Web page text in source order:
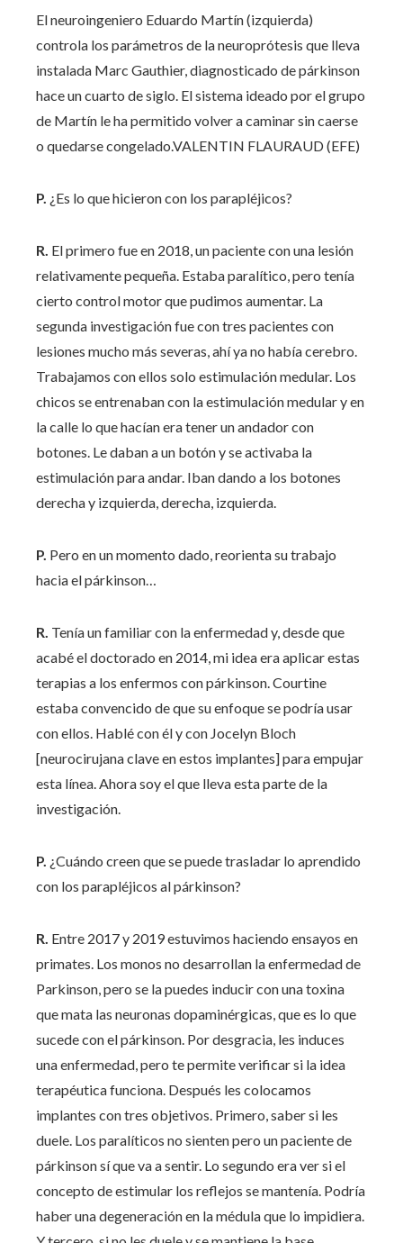
El neuroingeniero Eduardo Martín (izquierda)
controla los parámetros de la neuroprótesis que lleva
instalada Marc Gauthier, diagnosticado de párkinson
hace un cuarto de siglo. El sistema ideado por el grupo
de Martín le ha permitido volver a caminar sin caerse
o quedarse congelado.VALENTIN FLAURAUD (EFE)
P. ¿Es lo que hicieron con los parapléjicos?
R. El primero fue en 2018, un paciente con una lesión
relativamente pequeña. Estaba paralítico, pero tenía
cierto control motor que pudimos aumentar. La
segunda investigación fue con tres pacientes con
lesiones mucho más severas, ahí ya no había cerebro.
Trabajamos con ellos solo estimulación medular. Los
chicos se entrenaban con la estimulación medular y en
la calle lo que hacían era tener un andador con
botones. Le daban a un botón y se activaba la
estimulación para andar. Iban dando a los botones
derecha y izquierda, derecha, izquierda.
P. Pero en un momento dado, reorienta su trabajo
hacia el párkinson…
R. Tenía un familiar con la enfermedad y, desde que
acabé el doctorado en 2014, mi idea era aplicar estas
terapias a los enfermos con párkinson. Courtine
estaba convencido de que su enfoque se podría usar
con ellos. Hablé con él y con Jocelyn Bloch
[neurocirujana clave en estos implantes] para empujar
esta línea. Ahora soy el que lleva esta parte de la
investigación.
P. ¿Cuándo creen que se puede trasladar lo aprendido
con los parapléjicos al párkinson?
R. Entre 2017 y 2019 estuvimos haciendo ensayos en
primates. Los monos no desarrollan la enfermedad de
Parkinson, pero se la puedes inducir con una toxina
que mata las neuronas dopaminérgicas, que es lo que
sucede con el párkinson. Por desgracia, les induces
una enfermedad, pero te permite verificar si la idea
terapéutica funciona. Después les colocamos
implantes con tres objetivos. Primero, saber si les
duele. Los paralíticos no sienten pero un paciente de
párkinson sí que va a sentir. Lo segundo era ver si el
concepto de estimular los reflejos se mantenía. Podría
haber una degeneración en la médula que lo impidiera.